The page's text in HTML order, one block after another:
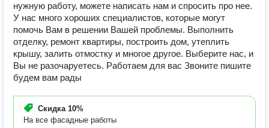
нужную работу, можете написать нам и спросить про нее.
У нас много хороших специалистов, которые могут
помочь Вам в решении Вашей проблемы. Выполнить
отделку, ремонт квартиры, построить дом, утеплить
крышу, залить отмостку и многое другое. Выберите нас, и
Вы не разочаруетесь. Работаем для вас Звоните пишите
будем вам рады
Скидка 10%
На все фасадные работы